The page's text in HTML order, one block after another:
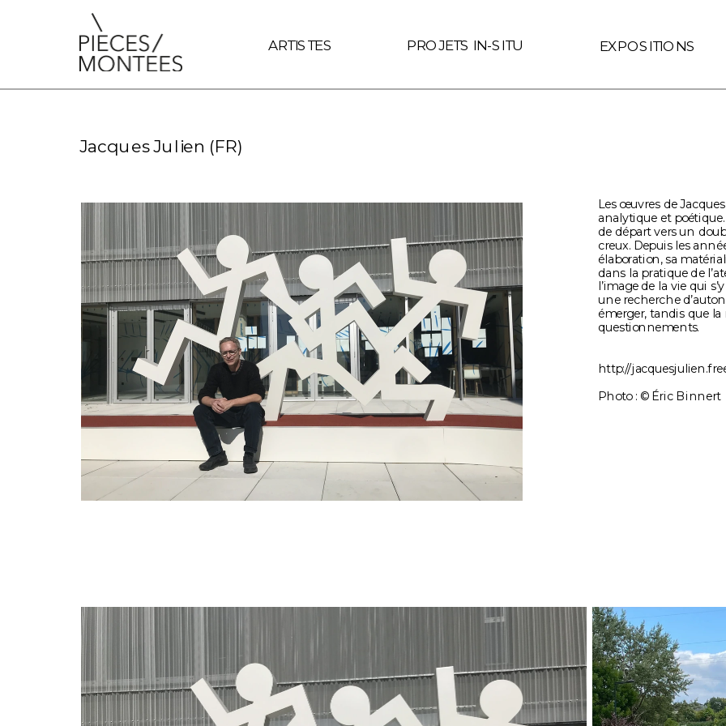
Jacques Julien (FR)
Les œuvres de
analytique et
de départ vers un
creux. Depuis les
élaboration, sa
dans la pratique de
l’image de la vie qui
une recherche
émerger, tandis que la
questionnements.
http://
Photo : © Éric Binnert
ARTISTES PROJETS IN-SITU EXPOSITIONS